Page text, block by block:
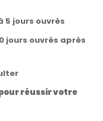
jours ouvrés
jours ouvrés après
réussir votre